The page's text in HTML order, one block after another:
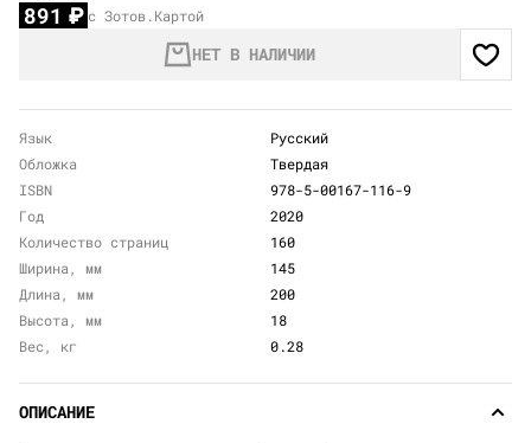
891₽ с Зотов.Картой
НЕТ В НАЛИЧИИ
Язык
Русский
Обложка
Твердая
ISBN
978-5-00167-116-9
Год
2020
Количество страниц
160
Ширина, мм
145
Длина, мм
200
Высота, мм
18
Вес, кг
0.28
ОПИСАНИЕ